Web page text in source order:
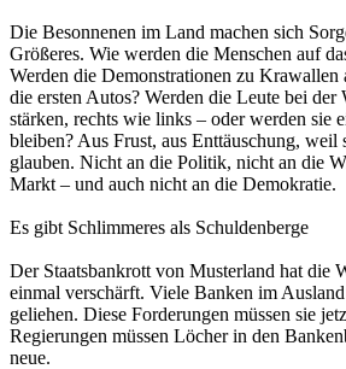
Die Besonnenen im Land machen sich
Größeres. Wie werden die Menschen auf
Werden die Demonstrationen zu Krawallen
die ersten Autos? Werden die Leute bei der
stärken, rechts wie links – oder werden sie
bleiben? Aus Frust, aus Enttäuschung, weil
glauben. Nicht an die Politik, nicht an die
Markt – und auch nicht an die Demokratie.
Es gibt Schlimmeres als Schuldenberge
Der Staatsbankrott von Musterland hat die
einmal verschärft. Viele Banken im
geliehen. Diese Forderungen müssen sie
Regierungen müssen Löcher in den
neue.